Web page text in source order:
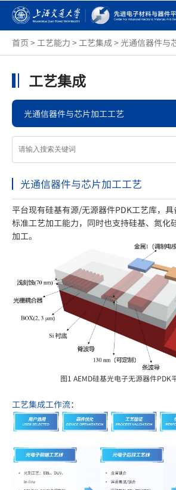
首页 > 工艺能力 > 工艺集成> 光通信器件与
工艺集成
光通信器件与芯片加工工艺
光通信器件与芯片加工工艺
平台现有硅基有源/无源器件PDK工艺库，
标准工艺加工能力，同时也支持硅基、氮化
加工。
图1 AEMD硅基光电子无源器件PDK
工艺集成工作流：